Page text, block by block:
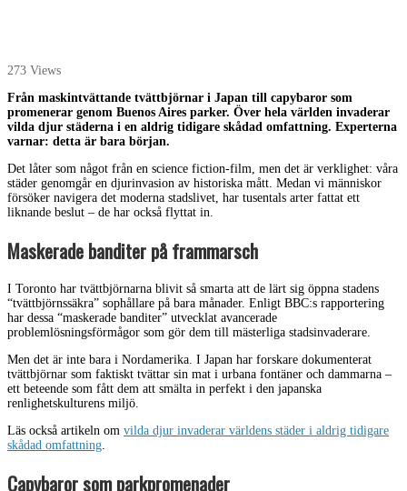
273 Views
Från maskintvättande tvättbjörnar i Japan till capybaror som
promenerar genom Buenos Aires parker. Över hela världen invaderar
vilda djur städerna i en aldrig tidigare skådad omfattning. Experterna
varnar: detta är bara början.
Det låter som något från en science fiction-film, men det är verklighet: våra
städer genomgår en djurinvasion av historiska mått. Medan vi människor
försöker navigera det moderna stadslivet, har tusentals arter fattat ett
liknande beslut – de har också flyttat in.
Maskerade banditer på frammarsch
I Toronto har tvättbjörnarna blivit så smarta att de lärt sig öppna stadens
“tvättbjörnssäkra” sophållare på bara månader. Enligt BBC:s rapportering
har dessa “maskerade banditer” utvecklat avancerade
problemlösningsförmågor som gör dem till mästerliga stadsinvaderare.
Men det är inte bara i Nordamerika. I Japan har forskare dokumenterat
tvättbjörnar som faktiskt tvättar sin mat i urbana fontäner och dammarna –
ett beteende som fått dem att smälta in perfekt i den japanska
renlighetskulturens miljö.
Läs också artikeln om vilda djur invaderar världens städer i aldrig tidigare
skådad omfattning
Capybaror som parkpromenader